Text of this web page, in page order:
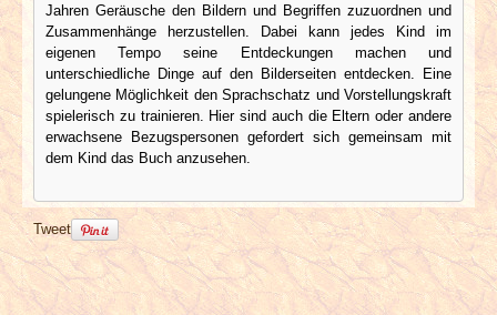
Jahren Geräusche den Bildern und Begriffen zuzuordnen und
Zusammenhänge herzustellen. Dabei kann jedes Kind im
eigenen Tempo seine Entdeckungen machen und
unterschiedliche Dinge auf den Bilderseiten entdecken. Eine
gelungene Möglichkeit den Sprachschatz und Vorstellungskraft
spielerisch zu trainieren. Hier sind auch die Eltern oder andere
erwachsene Bezugspersonen gefordert sich gemeinsam mit
dem Kind das Buch anzusehen.
Tweet